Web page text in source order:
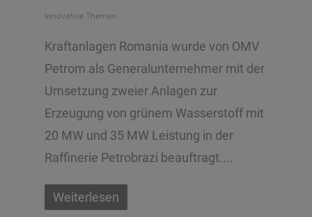
Innovative Themen
Kraftanlagen Romania wurde von OMV
Petrom als Generalunternehmer mit der
Umsetzung zweier Anlagen zur
Erzeugung von grünem Wasserstoff mit
20 MW und 35 MW Leistung in der
Raffinerie Petrobrazi beauftragt....
Weiterlesen